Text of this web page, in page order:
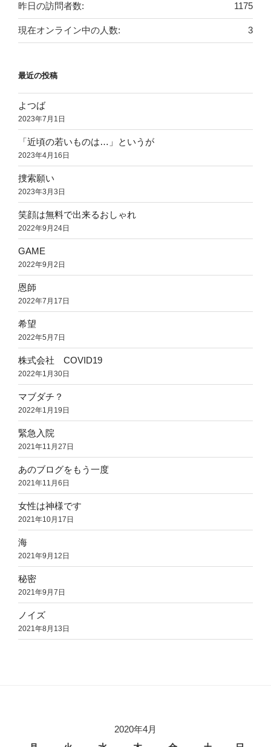
1175
昨日の訪問者数:
3
現在オンライン中の人数:
最近の投稿
よつば
2023年7月1日
「近頃の若いものは…」というが
2023年4月16日
捜索願い
2023年3月3日
笑顔は無料で出来るおしゃれ
2022年9月24日
GAME
2022年9月2日
恩師
2022年7月17日
希望
2022年5月7日
株式会社 COVID19
2022年1月30日
マブダチ？
2022年1月19日
緊急入院
2021年11月27日
あのブログをもう一度
2021年11月6日
女性は神様です
2021年10月17日
海
2021年9月12日
秘密
2021年9月7日
ノイズ
2021年8月13日
2020年4月